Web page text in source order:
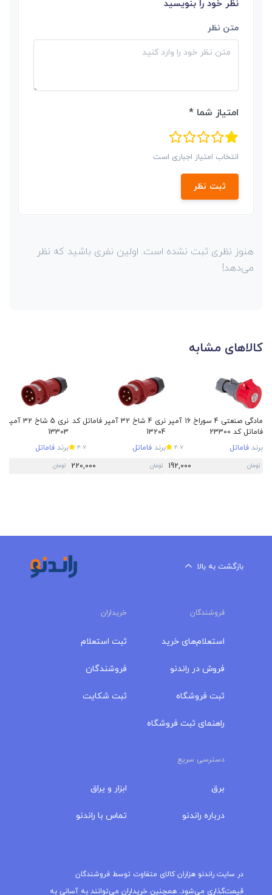
نظر خود را بنویسید
متن نظر
امتیاز شما *
انتخاب امتیاز اجباری است
ثبت نظر
هنوز نظری ثبت نشده است. اولین نفری باشید که نظر
می‌دهد!
کالاهای مشابه
مادگی صنعتی 4 سوراخ 16 آمپر
فاماتل کد 23300
برند فاماتل 4.7
تومان 192,000
نری 4 شاخ 32 آمپر فاماتل کد
13204
برند فاماتل 4.7
تومان 220,000
نری 5 شاخ
13303
برند فاماتل
تومان
بازگشت به بالا
فروشندگان خریداران
استعلام‌های خرید
فروش در راندنو
ثبت فروشگاه
راهنمای ثبت فروشگاه
ثبت استعلام
فروشندگان
ثبت شکایت
دسترسی سریع
برق
درباره‌ راندنو
ابزار و یراق
تماس با راندنو
در سایت راندنو هزاران کالای متفاوت توسط فروشندگان
قیمت‌گذاری می‌شود. همچنین خریداران می‌توانند به آسانی به